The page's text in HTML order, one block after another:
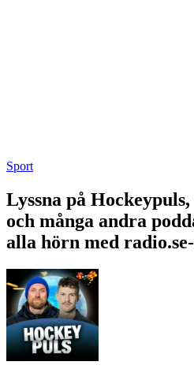
Sport
Lyssna på
och många andra
alla hörn med